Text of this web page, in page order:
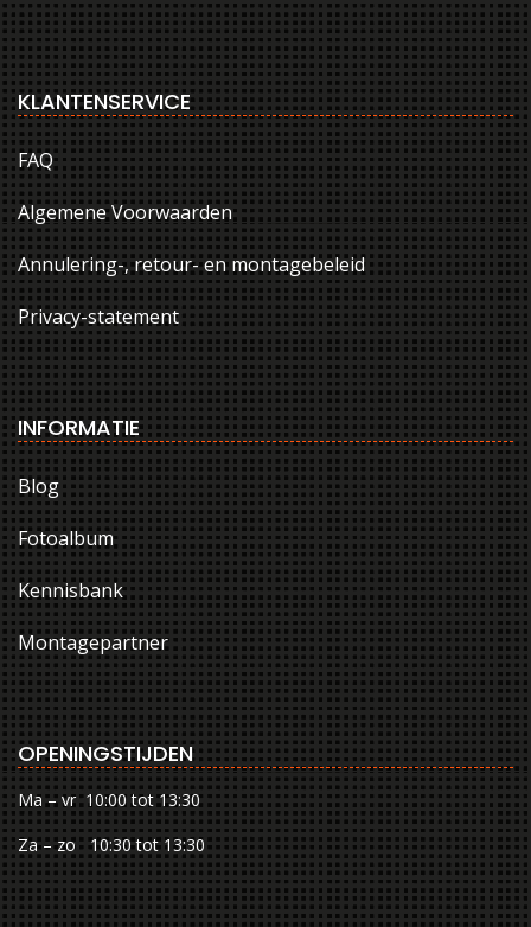
KLANTENSERVICE
FAQ
Algemene Voorwaarden
Annulering-, retour- en montagebeleid
Privacy-statement
INFORMATIE
Blog
Fotoalbum
Kennisbank
Montagepartner
OPENINGSTIJDEN
Ma – vr 10:00 tot 13:30
Za – zo 10:30 tot 13:30